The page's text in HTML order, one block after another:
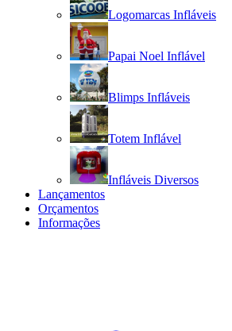
Logomarcas Infláveis
Papai Noel Inflável
Blimps Infláveis
Totem Inflável
Infláveis Diversos
Lançamentos
Orçamentos
Informações